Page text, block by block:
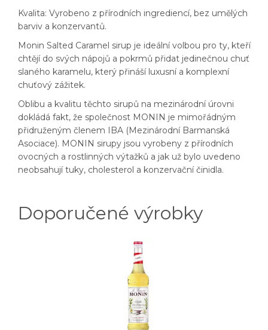
Kvalita: Vyrobeno z přírodních ingrediencí, bez umělých
barviv a konzervantů.
Monin Salted Caramel sirup je ideální volbou pro ty, kteří
chtějí do svých nápojů a pokrmů přidat jedinečnou chuť
slaného karamelu, který přináší luxusní a komplexní
chuťový zážitek.
Oblibu a kvalitu těchto sirupů na mezinárodní úrovni
dokládá fakt, že společnost MONIN je mimořádným
přidruženým členem IBA (Mezinárodní Barmanská
Asociace). MONIN sirupy jsou vyrobeny z přírodních
ovocných a rostlinných výtažků a jak už bylo uvedeno
neobsahují tuky, cholesterol a konzervační činidla.
Doporučené výrobky